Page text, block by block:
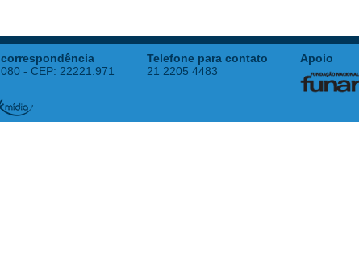
- CEP: 22221.971
Telefone para contato
21 2205 4483
Apoio